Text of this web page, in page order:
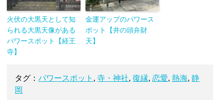
火伏の大黒天として知
られる大黒天像がある
パワースポット【経王
寺】
金運アップのパワース
ポット【井の頭弁財
天】
タグ：パワースポット ,寺・神社,復縁,恋愛,熱海,静
岡